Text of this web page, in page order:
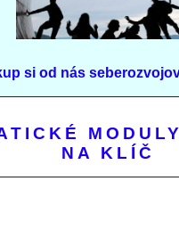
si od nás
NA KLÍČ